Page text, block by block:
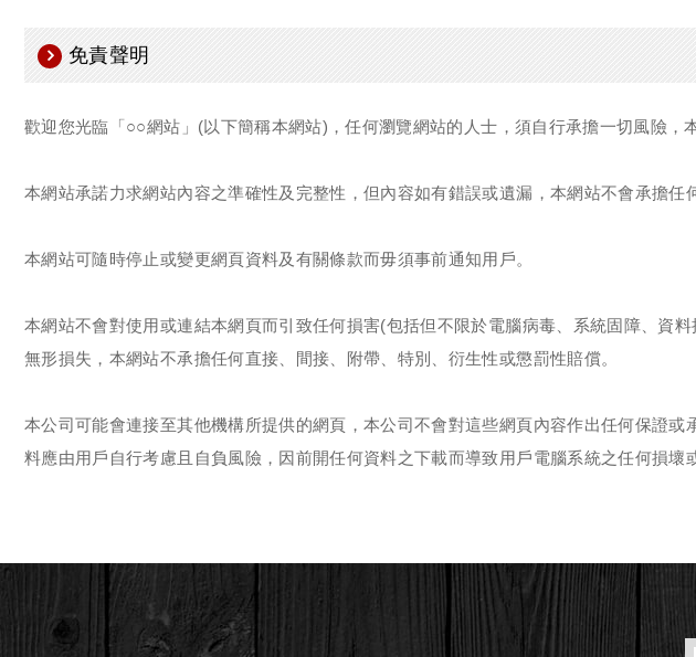
免責聲明
歡迎您光臨「○○網站」(以下簡稱本網站)，任何瀏覽網站的人士，須自行承擔一切風險
本網站承諾力求網站內容之準確性及完整性，但內容如有錯誤或遺漏，本網站不會承擔任
本網站可隨時停止或變更網頁資料及有關條款而毋須事前通知用戶。
本網站不會對使用或連結本網頁而引致任何損害(包括但不限於電腦病毒、系統固障、資
無形損失，本網站不承擔任何直接、間接、附帶、特別、衍生性或懲罰性賠償。
本公司可能會連接至其他機構所提供的網頁，本公司不會對這些網頁內容作出任何保證
料應由用戶自行考慮且自負風險，因前開任何資料之下載而導致用戶電腦系統之任何損壞